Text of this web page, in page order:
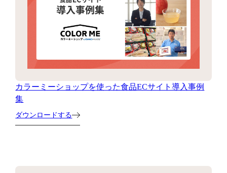
カラーミーショップを使った食品ECサイト導入事例
集
ダウンロードする